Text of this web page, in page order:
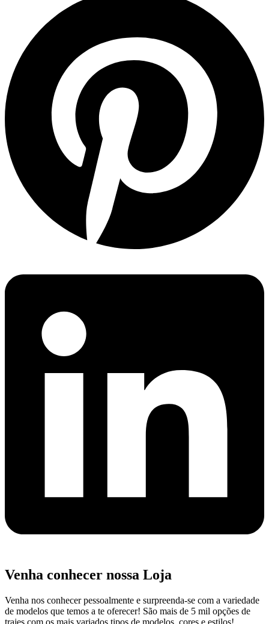
Venha conhecer nossa Loja
Venha nos conhecer pessoalmente e surpreenda-se com a variedade
de modelos que temos a te oferecer! São mais de 5 mil opções de